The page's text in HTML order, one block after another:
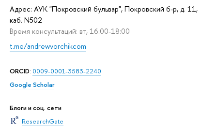
Адрес: АУК "Покровский бульвар", Покровский б-р, д. 11,
каб. N502
Время консультаций: вт, 16:00-18:00
t.me/andrewvorchikcom
ORCID: 0009-0001-3583-2240
Google Scholar
Блоги и соц. сети
ResearchGate